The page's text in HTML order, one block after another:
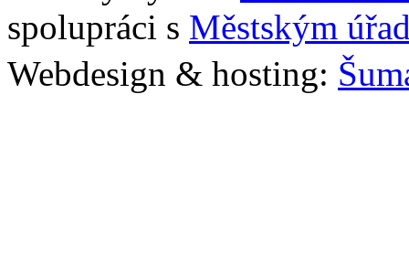
spolupráci s Městským
Webdesign & hosting: